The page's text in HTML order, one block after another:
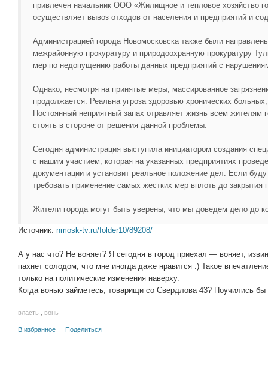
привлечен начальник ООО «Жилищное и тепловое хозяйство
осуществляет вывоз отходов от населения и предприятий и
Администрацией города Новомосковска также были
межрайонную прокуратуру и природоохранную прокуратуру
мер по недопущению работы данных предприятий с
Однако, несмотря на принятые меры, массированное
продолжается. Реальна угроза здоровью хронических
Постоянный неприятный запах отравляет жизнь всем
стоять в стороне от решения данной проблемы.
Сегодня администрация выступила инициатором создания
с нашим участием, которая на указанных предприятиях
документации и установит реальное положение дел. Если
требовать применение самых жестких мер вплоть до закрытия
Жители города могут быть уверены, что мы доведем дело до
Источник: nmosk-tv.ru/folder10/89208/
А у нас что? Не воняет? Я сегодня в город приехал — воняет,
пахнет солодом, что мне иногда даже нравится :) Такое
только на политические изменения наверху.
Когда вонью займетесь, товарищи со Свердлова 43? Поучились бы
власть вонь
В избранное Поделиться